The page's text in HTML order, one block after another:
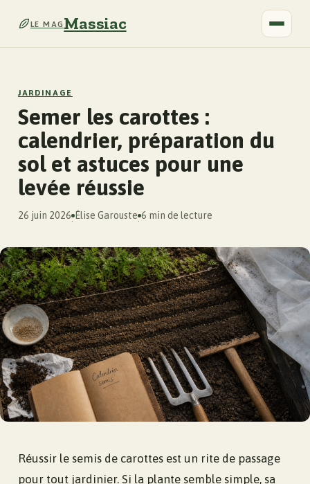
LE MAGMassiac
JARDINAGE
Semer les carottes :
calendrier, préparation du
sol et astuces pour une
levée réussie
26 juin 2026
·
Élise Garouste
·
6 min de lecture
Réussir le semis de carottes est un rite de passage
pour tout jardinier. Si la plante semble simple, sa